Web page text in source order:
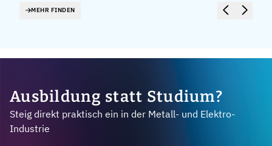
MEHR FINDEN
Ausbildung statt Studium?
Steig direkt praktisch ein in der Metall- und Elektro-
Industrie